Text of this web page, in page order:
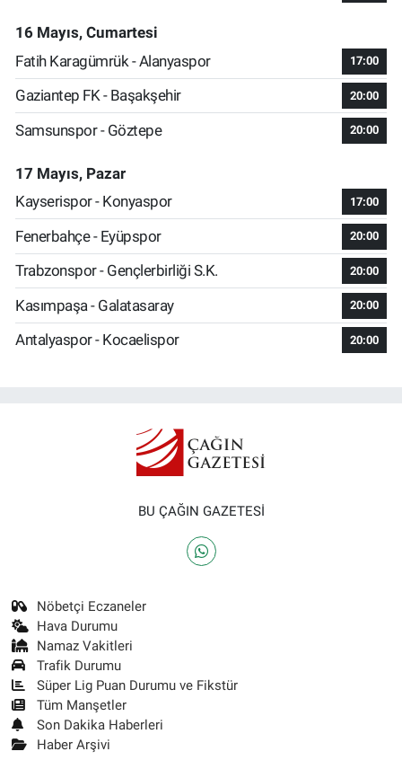
16 Mayıs, Cumartesi
Fatih Karagümrük - Alanyaspor
17:00
Gaziantep FK - Başakşehir 20:00
Samsunspor - Göztepe 20:00
17 Mayıs, Pazar
Kayserispor - Konyaspor
17:00
Fenerbahçe - Eyüpspor 20:00
Trabzonspor - Gençlerbirliği S.K. 20:00
Kasımpaşa - Galatasaray 20:00
Antalyaspor - Kocaelispor 20:00
BU ÇAĞIN GAZETESİ
Nöbetçi Eczaneler
Hava Durumu
Namaz Vakitleri
Trafik Durumu
Süper Lig Puan Durumu ve Fikstür
Tüm Manşetler
Son Dakika Haberleri
Haber Arşivi